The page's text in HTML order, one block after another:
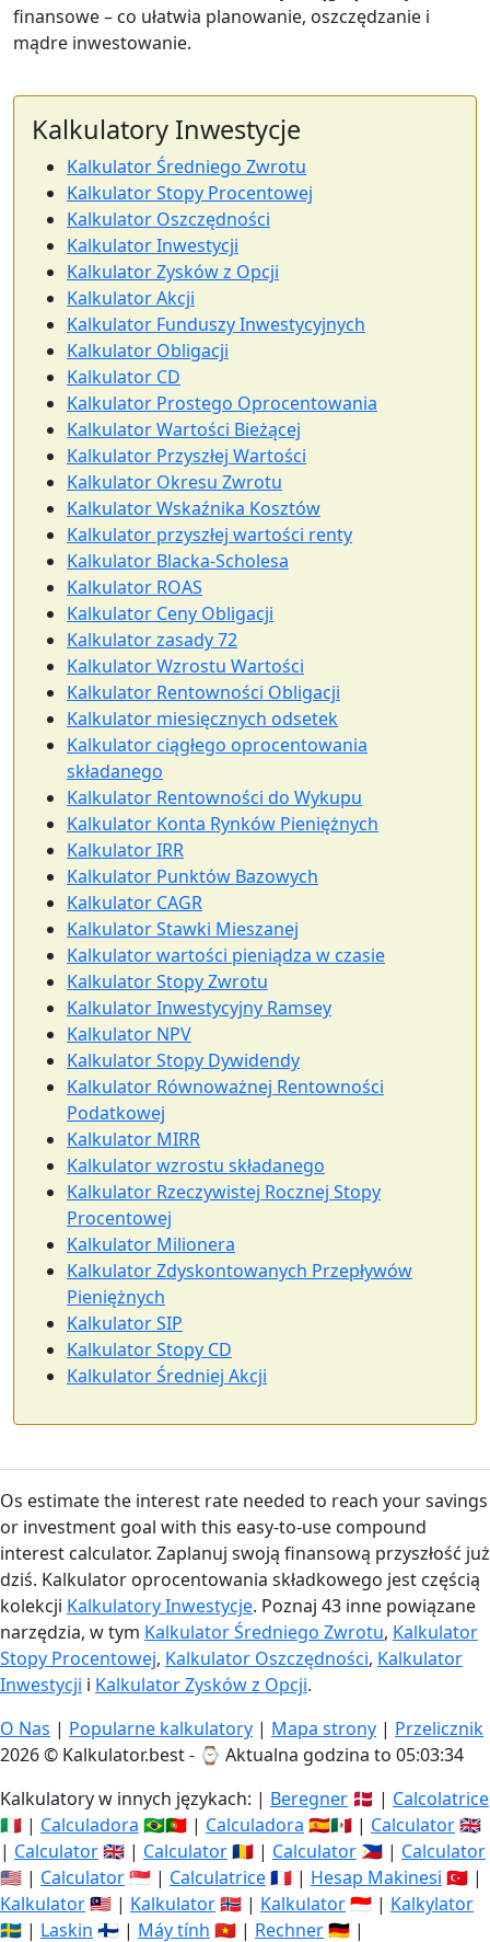
finansowe – co ułatwia planowanie, oszczędzanie i
mądre inwestowanie.
Kalkulatory Inwestycje
Kalkulator Średniego Zwrotu
Kalkulator Stopy Procentowej
Kalkulator Oszczędności
Kalkulator Inwestycji
Kalkulator Zysków z Opcji
Kalkulator Akcji
Kalkulator Funduszy Inwestycyjnych
Kalkulator Obligacji
Kalkulator CD
Kalkulator Prostego Oprocentowania
Kalkulator Wartości Bieżącej
Kalkulator Przyszłej Wartości
Kalkulator Okresu Zwrotu
Kalkulator Wskaźnika Kosztów
Kalkulator przyszłej wartości renty
Kalkulator Blacka-Scholesa
Kalkulator ROAS
Kalkulator Ceny Obligacji
Kalkulator zasady 72
Kalkulator Wzrostu Wartości
Kalkulator Rentowności Obligacji
Kalkulator miesięcznych odsetek
Kalkulator ciągłego oprocentowania
składanego
Kalkulator Rentowności do Wykupu
Kalkulator Konta Rynków Pieniężnych
Kalkulator IRR
Kalkulator Punktów Bazowych
Kalkulator CAGR
Kalkulator Stawki Mieszanej
Kalkulator wartości pieniądza w czasie
Kalkulator Stopy Zwrotu
Kalkulator Inwestycyjny Ramsey
Kalkulator NPV
Kalkulator Stopy Dywidendy
Kalkulator Równoważnej Rentowności
Podatkowej
Kalkulator MIRR
Kalkulator wzrostu składanego
Kalkulator Rzeczywistej Rocznej Stopy
Procentowej
Kalkulator Milionera
Kalkulator Zdyskontowanych Przepływów
Pieniężnych
Kalkulator SIP
Kalkulator Stopy CD
Kalkulator Średniej Akcji
Os estimate the interest rate needed to reach your savings
or investment goal with this easy-to-use compound
interest calculator. Zaplanuj swoją finansową przyszłość już
dziś. Kalkulator oprocentowania składkowego jest częścią
kolekcji Kalkulatory Inwestycje. Poznaj 43 inne powiązane
narzędzia, w tym Kalkulator Średniego Zwrotu, Kalkulator
Stopy Procentowej, Kalkulator Oszczędności, Kalkulator
Inwestycji i Kalkulator Zysków z Opcji.
O Nas | Popularne kalkulatory | Mapa strony | Przelicznik
2026 © Kalkulator.best - ⌚ Aktualna godzina to 05:03:35
Kalkulatory w innych językach: | Beregner 🇩🇰 | Calcolatrice
🇮🇹 | Calculadora 🇧🇷🇵🇹 | Calculadora 🇪🇸🇲🇽 | Calculator🇬🇧
| Calculator🇬🇧 | Calculator🇷🇴 | Calculator 🇵🇭 | Calculator
🇺🇸 | Calculator🇸🇬 | Calculatrice🇫🇷 | Hesap Makinesi 🇹🇷 |
Kalkulator🇲🇾 | Kalkulator🇳🇴 | Kalkulator🇮🇩 | Kalkylator
🇸🇪 | Laskin 🇫🇮 | Máy tính 🇻🇳 | Rechner🇩🇪 |